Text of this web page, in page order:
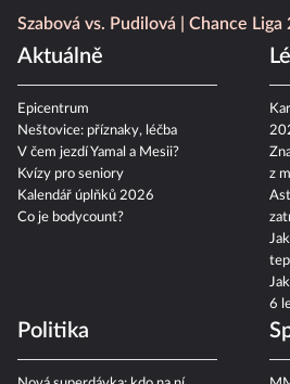
Szabová vs. Pudilová
Chance Liga
Aktuálně
Epicentrum
Neštovice: příznaky, léčba
V čem jezdí Yamal a Mesii?
Kvízy pro seniory
Kalendář úplňků 2026
Co je bodycount?
z
6
Politika